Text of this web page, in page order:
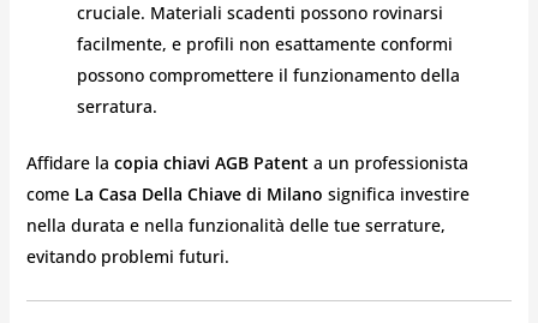
cruciale. Materiali scadenti possono rovinarsi
facilmente, e profili non esattamente conformi
possono compromettere il funzionamento della
serratura.
Affidare la copia chiavi AGB Patenta un professionista
come La Casa Della Chiave di Milano significa investire
nella durata e nella funzionalità delle tue serrature,
evitando problemi futuri.